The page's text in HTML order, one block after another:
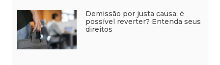
Demissão por justa causa: é
possível reverter? Entenda seus
direitos